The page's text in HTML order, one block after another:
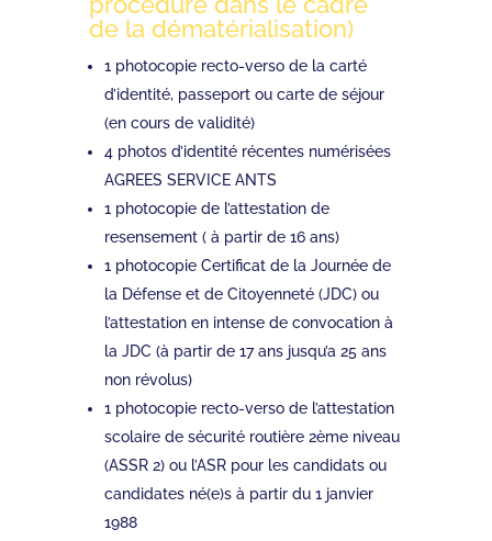
de la dématérialisation)
1 photocopie recto-verso de la carté
d’identité, passeport ou carte de séjour
(en cours de validité)
4 photos d’identité récentes numérisées
AGREES SERVICE ANTS
1 photocopie de l’attestation de
resensement ( à partir de 16 ans)
1 photocopie Certificat de la Journée de
la Défense et de Citoyenneté (JDC) ou
l’attestation en intense de convocation à
la JDC (à partir de 17 ans jusqu’a 25 ans
non révolus)
1 photocopie recto-verso de l’attestation
scolaire de sécurité routière 2ème niveau
(ASSR 2) ou l’ASR pour les candidats ou
candidates né(e)s à partir du 1 janvier
1988